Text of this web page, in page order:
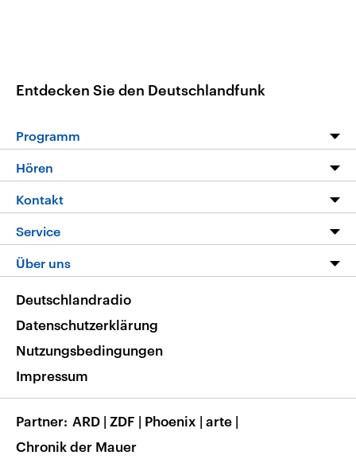
Entdecken Sie den Deutschlandfunk
Programm
Programm
Die Nachrichten
Nachrichtenleicht
Neue Beiträge auf dlf.de
Hören
Livestream
Podcasts
Deutschlandfunk App
Nachrichten App
Frequenzen
Kontakt
Hörerservice
Service
FAQ
Veranstaltungen
Musikliste
RSS
Über uns
Barrierefreiheit
Deutschlandradio
Datenschutzerklärung
Nutzungsbedingungen
Impressum
Partner ARD | ZDF | Phoenix | arte |
Chronik der Mauer